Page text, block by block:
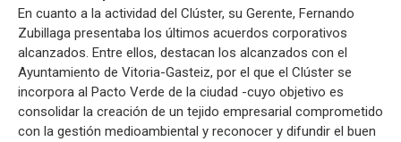
En cuanto a la actividad del Clúster, su Gerente, Fernando
Zubillaga presentaba los últimos acuerdos corporativos
alcanzados. Entre ellos, destacan los alcanzados con el
Ayuntamiento de Vitoria-Gasteiz, por el que el Clúster se
incorpora al Pacto Verde de la ciudad -cuyo objetivo es
consolidar la creación de un tejido empresarial comprometido
con la gestión medioambiental y reconocer y difundir el buen